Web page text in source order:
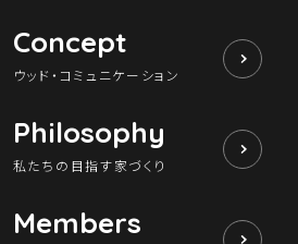
Concept
ウッド・コミュニケーション
Philosophy
私たちの目指す家づくり
Members